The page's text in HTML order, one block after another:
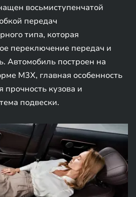
восьмиступенчатой
передач
типа, которая
переключение передач и
Автомобиль построен на
M3X, главная особенность
кузова и
подвески.